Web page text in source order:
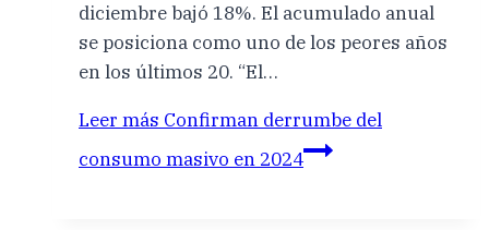
diciembre bajó 18%. El acumulado anual
se posiciona como uno de los peores años
en los últimos 20. “El…
Leer más Confirman derrumbe del
consumo masivo en 2024